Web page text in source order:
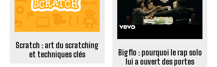
Scratch : art du scratching
et techniques clés
Bigflo : pourquoi le rap solo
lui a ouvert des portes